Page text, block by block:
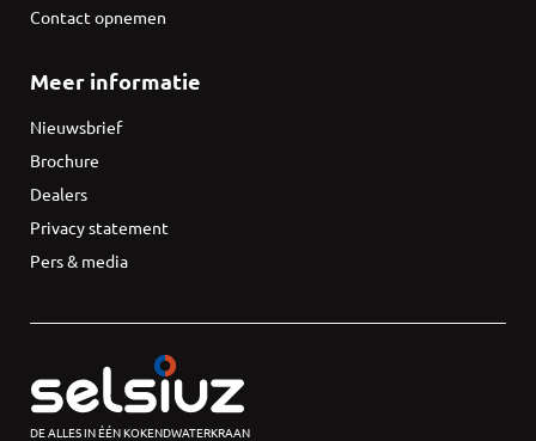
DE ALLES IN ÉÉN KOKENDWATERKRAAN
Contact opnemen
Meer informatie
Nieuwsbrief
Brochure
Dealers
Privacy statement
Pers & media